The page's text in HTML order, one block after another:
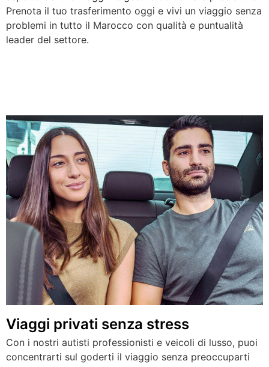
Prenota il tuo trasferimento oggi e vivi un viaggio senza
problemi in tutto il Marocco con qualità e puntualità
leader del settore.
Viaggi privati ​​senza stress
Con i nostri autisti professionisti e veicoli di lusso, puoi
concentrarti sul goderti il ​​viaggio senza preoccuparti